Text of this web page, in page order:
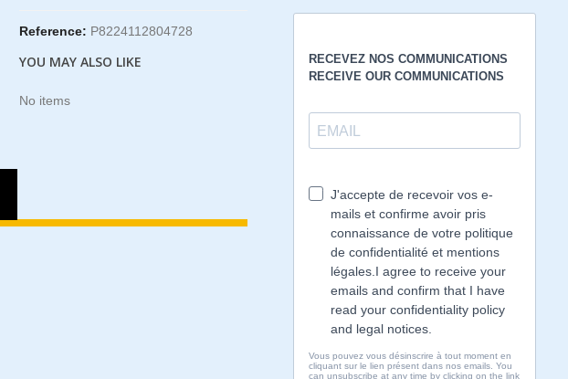
Reference: P8224112804728
YOU MAY ALSO LIKE
No items